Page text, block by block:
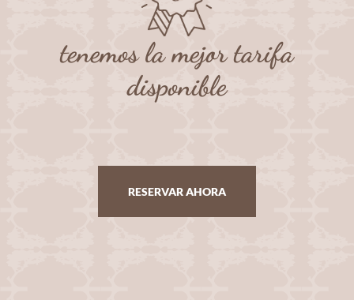
tenemos la mejor tarifa
disponible
RESERVAR AHORA